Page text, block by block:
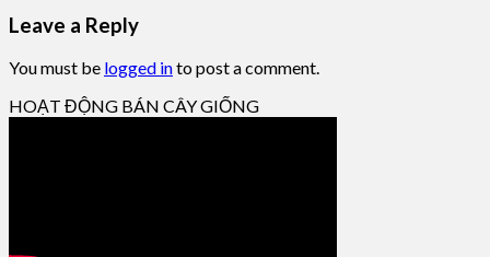
Leave a Reply
You must be logged into post a comment.
HOẠT ĐỘNG BÁN CÂY GIỐNG